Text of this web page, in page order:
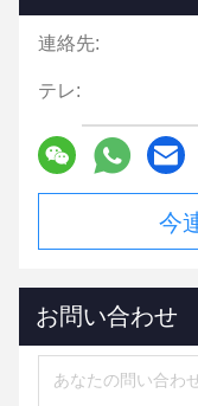
連絡先:
テレ:
今
お問い合わせ